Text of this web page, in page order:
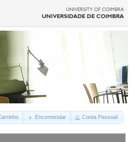
Encomendar Conta Pessoal